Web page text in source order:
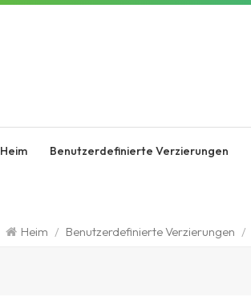
Heim Benutzerdefinierte Verzierungen
Heim / Benutzerdefinierte Verzierungen /